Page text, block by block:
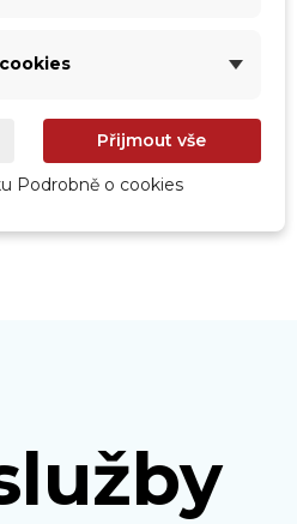
Přijmout vše
Podrobně o cookies